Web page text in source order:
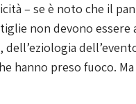
– se è noto che il
non devono essere
hanno preso fuoco.